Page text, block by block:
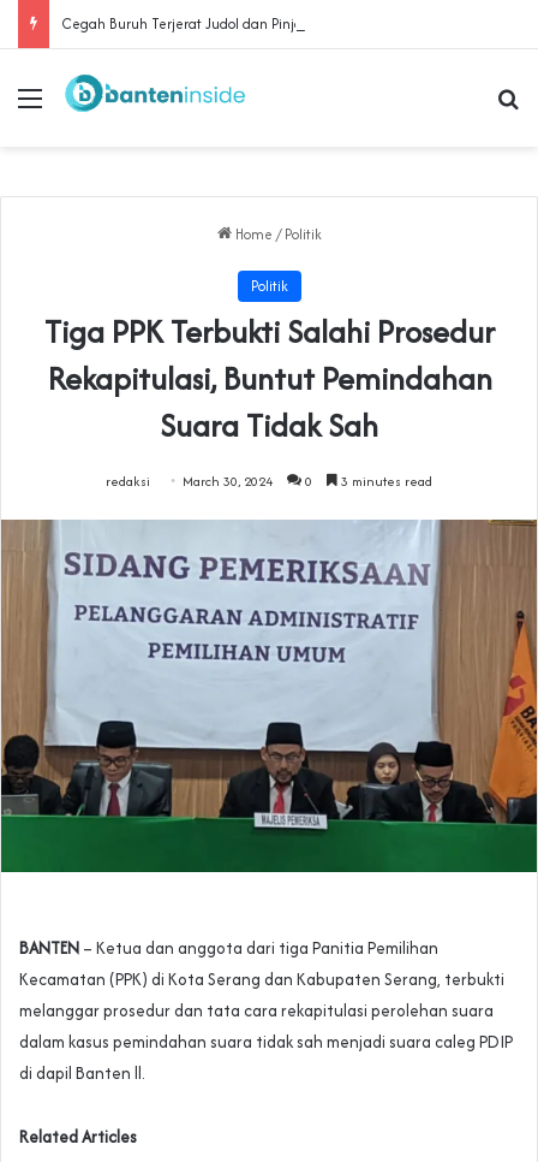
Menu
Home / Politik
Politik
Tiga PPK Terbukti Salahi Prosedur
Rekapitulasi, Buntut Pemindahan
Suara Tidak Sah
redaksi March 30, 2024 0 3 minutes read
BANTEN – Ketua dan anggota dari tiga Panitia Pemilihan
Kecamatan (PPK) di Kota Serang dan Kabupaten Serang, terbukti
melanggar prosedur dan tata cara rekapitulasi perolehan suara
dalam kasus pemindahan suara tidak sah menjadi suara caleg PDIP
di dapil Banten ll.
Related Articles